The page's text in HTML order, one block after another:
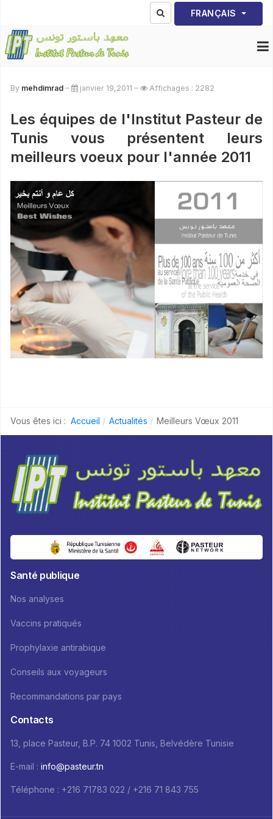
Sélectionnez votre
FRANÇAIS
By mehdimrad janvier 19,2011 Affichages : 2282
Les équipes de l'Institut Pasteur de
Tunis vous présentent leurs
meilleurs voeux pour l'année 2011
Vous êtes ici : Accueil Actualités Meilleurs Vœux 2011
Santé publique
Nos analyses
Vaccins pratiqués
Prophylaxie antirabique
Conseils aux voyageurs
Recommandations par pays
Contacts
13, place Pasteur, B.P. 74 1002 Tunis, Belvédère Tunisie
E-mail : info@pasteur.tn
Téléphone : +216 71783 022 / +216 71 843 755